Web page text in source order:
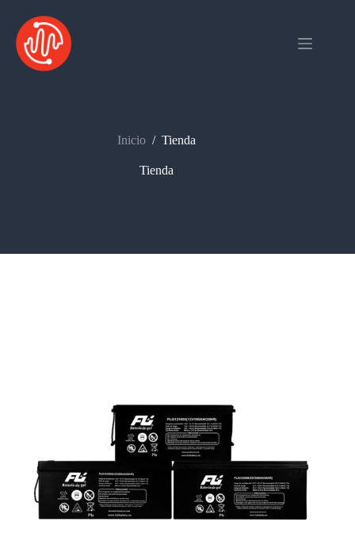
contenido
Inicio / Tienda
Tienda